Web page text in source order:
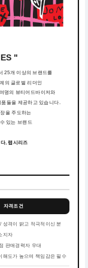
"
25개 이상의 브랜드를
의 글로벌 리더인
명의 뷰티어드바이저와
들을 제공하고 있습니다.
을 주도하는
있는 브랜드
, 랩시리즈
자격조건
성격이 밝고 적극적이신 분
지자
판매경력자 우대
해도가 높으며 책임감은 필수